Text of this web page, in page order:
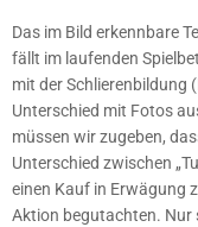
Das im Bild erkennbare
fällt im laufenden
mit der Schlierenbildung
Unterschied mit Fotos
müssen wir zugeben,
Unterschied zwischen
einen Kauf in Erwägung
Aktion begutachten. Nur